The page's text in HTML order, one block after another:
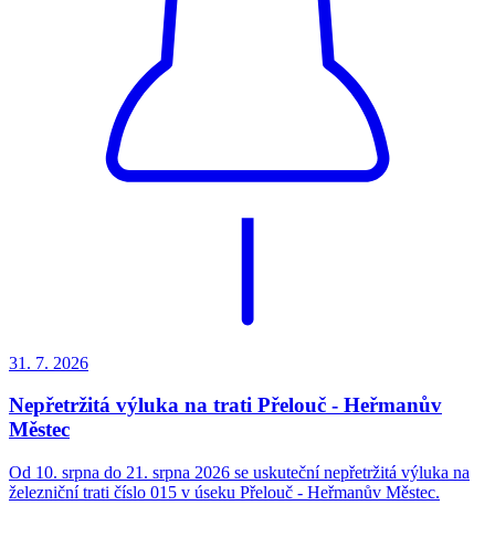
31. 7. 2026
Nepřetržitá výluka na trati Přelouč - Heřmanův
Městec
Od 10. srpna do 21. srpna 2026 se uskuteční nepřetržitá výluka na
železniční trati číslo 015 v úseku Přelouč - Heřmanův Městec.